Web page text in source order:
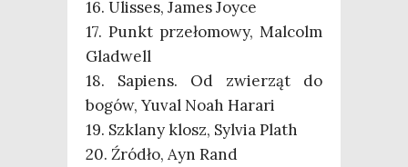
16. Ulis­ses, James Joyce
17. Punkt prze­ło­mo­wy, Mal­colm
Gladwell
18. Sapiens. Od zwie­rząt do
bogów, Yuval Noah Harari
19. Szkla­ny klosz, Sylvia Plath
20. Źró­dło, Ayn Rand